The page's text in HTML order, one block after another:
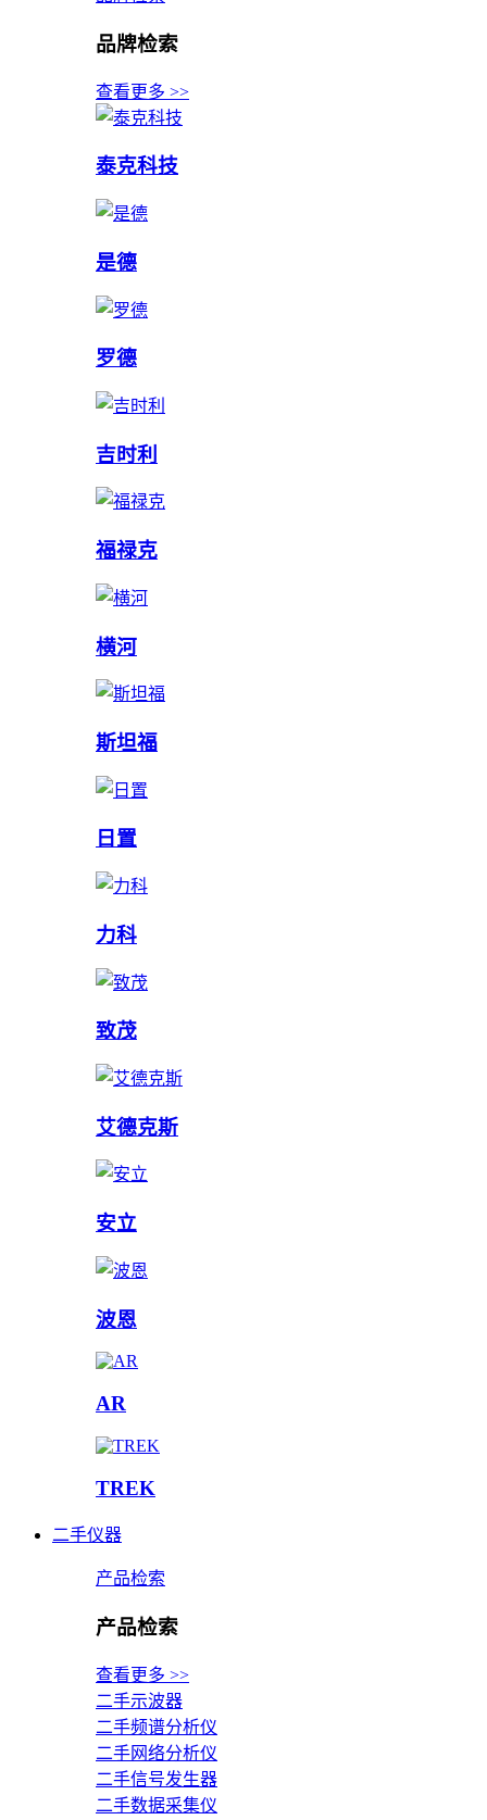
品牌检索
查看更多 >>
泰克科技
是德
罗德
吉时利
福禄克
横河
斯坦福
日置
力科
致茂
艾德克斯
安立
波恩
AR
TREK
二手仪器
产品检索
产品检索
查看更多 >>
二手示波器
二手频谱分析仪
二手网络分析仪
二手信号发生器
二手数据采集仪